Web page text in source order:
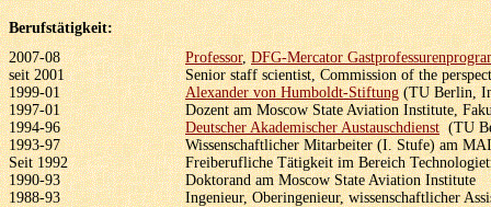
Berufstätigkeit:
2007-08
Professor,DFG-Mercator
seit 2001
Senior staff scientist, Commission of the
1999-01
Alexander von Humboldt-Stiftung(TU Berlin,
1997-01
Dozent am Moscow State Aviation Institute,
1994-96
Deutscher Akademischer Austauschdienst(TU
1993-97
Wissenschaftlicher Mitarbeiter (I. Stufe) am
Seit 1992
Freiberufliche Tätigkeit im Bereich
1990-93
Doktorand am Moscow State Aviation Institute
1988-93
Ingenieur, Oberingenieur, wissenschaftlicher